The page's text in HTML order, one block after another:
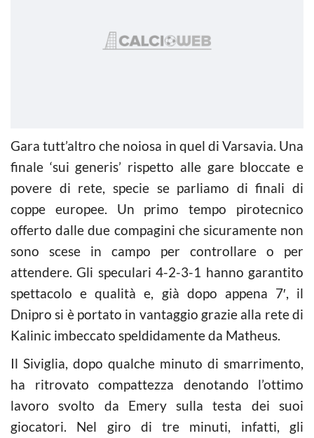
Gara tutt’altro che noiosa in quel di Varsavia. Una
finale ‘sui generis’ rispetto alle gare bloccate e
povere di rete, specie se parliamo di finali di
coppe europee. Un primo tempo pirotecnico
offerto dalle due compagini che sicuramente non
sono scese in campo per controllare o per
attendere. Gli speculari 4-2-3-1 hanno garantito
spettacolo e qualità e, già dopo appena 7′, il
Dnipro si è portato in vantaggio grazie alla rete di
Kalinic imbeccato speldidamente da Matheus.
Il Siviglia, dopo qualche minuto di smarrimento,
ha ritrovato compattezza denotando l’ottimo
lavoro svolto da Emery sulla testa dei suoi
giocatori. Nel giro di tre minuti, infatti, gli